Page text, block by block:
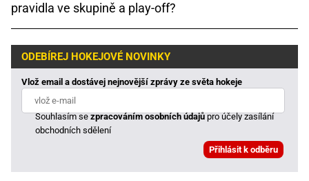
pravidla ve skupině a play-off?
ODEBÍREJ HOKEJOVÉ NOVINKY
Vlož email a dostávej nejnovější zprávy ze světa hokeje
Souhlasím sezpracováním osobních údajůpro účely zasílání
obchodních sdělení